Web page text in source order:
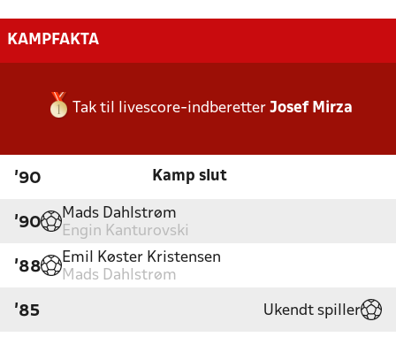
KAMPFAKTA
Tak til livescore-indberetter Josef Mirza
'90 Kamp slut
'90
Mads Dahlstrøm
Engin Kanturovski
'88
Emil Køster Kristensen
Mads Dahlstrøm
'85 Ukendt spiller